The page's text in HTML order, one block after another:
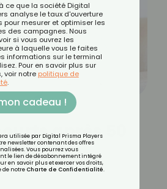
après 50
coiffure
ce que la société Digital
analyse le taux d'ouverture
pour mesurer et optimiser les
des campagnes. Nous
si vous ouvrez les
à laquelle vous le faites
informations sur le terminal
Pour en savoir plus sur
voir notre politique de
.
cadeau !
utilisée par Digital Prisma Players
newsletter contenant des offres
Vous pourrez vous
le lien de désabonnement intégré
en savoir plus et exercer vos droits,
de notre Charte de Confidentialité.